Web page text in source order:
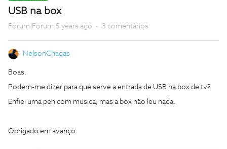
USB na box
Forum|Forum|5 years ago 3 comentários
NelsonChagas
Boas.
Podem-me dizer para que serve a entrada de USB na box de tv?
Enfiei uma pen com musica, mas a box não leu nada.
Obrigado em avanço.